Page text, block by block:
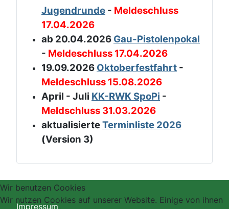
Jugendrunde - Meldeschluss
17.04.2026
ab 20.04.2026 Gau-Pistolenpokal
- Meldeschluss 17.04.2026
19.09.2026 Oktoberfestfahrt -
Meldeschluss 15.08.2026
April - Juli KK-RWK SpoPi -
Meldschluss 31.03.2026
aktualisierteTerminliste 2026
(Version 3)
Impressum
Wir benutzen Cookies
Wir nutzen Cookies auf unserer Website. Einige von ihnen